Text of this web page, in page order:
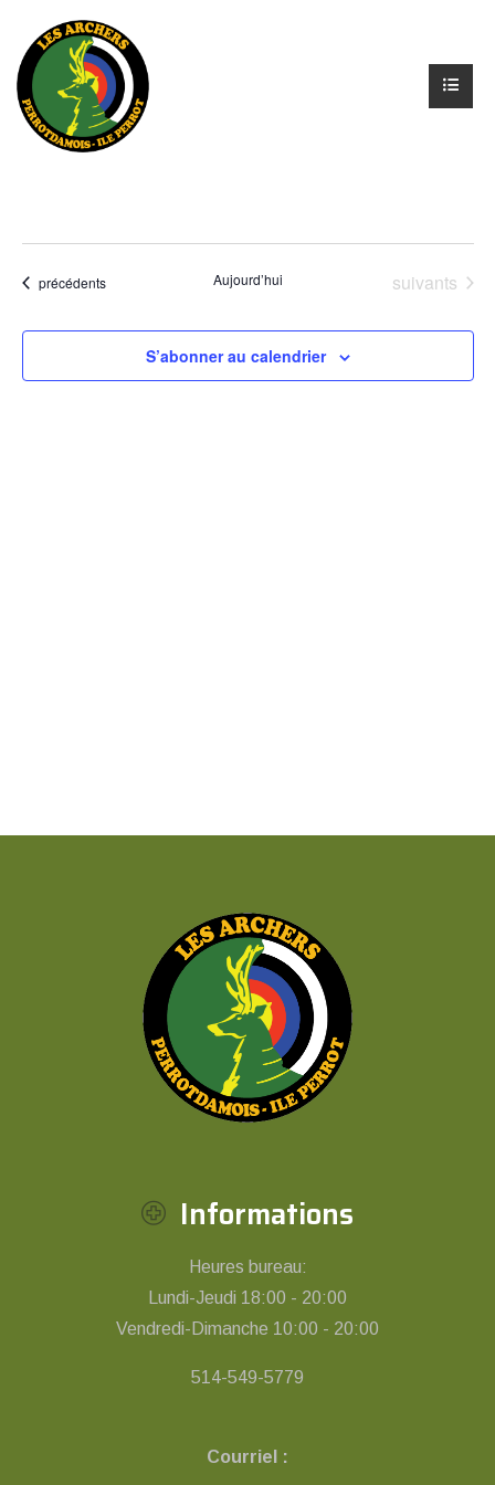
Évènements
précédents Aujourd’hui Évènements
suivants
S’abonner au calendrier
Informations
Heures bureau:
Lundi-Jeudi 18:00 - 20:00
Vendredi-Dimanche 10:00 - 20:00
514-549-5779
Courriel :